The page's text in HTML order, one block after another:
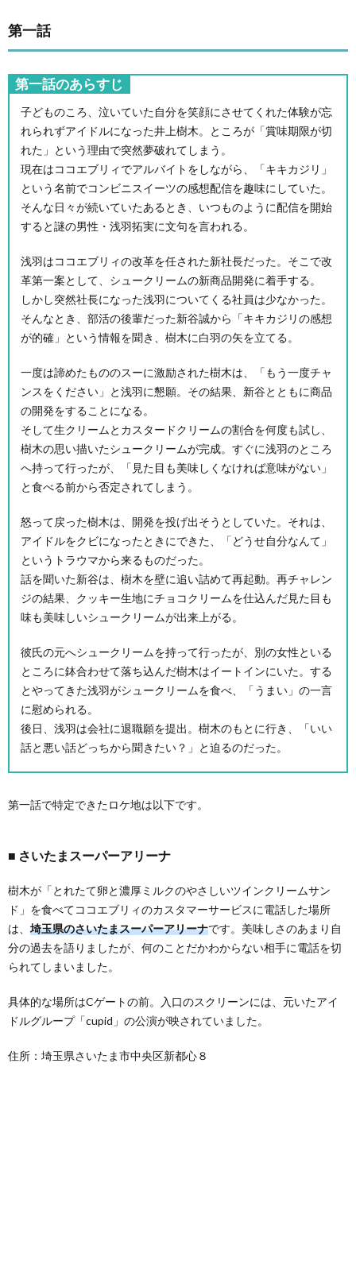
第一話
第一話のあらすじ
子どものころ、泣いていた自分を笑顔にさせてくれた体験が忘
れられずアイドルになった井上樹木。ところが「賞味期限が切
れた」という理由で突然夢破れてしまう。
現在はココエブリィでアルバイトをしながら、「キキカジリ」
という名前でコンビニスイーツの感想配信を趣味にしていた。
そんな日々が続いていたあるとき、いつものように配信を開始
すると謎の男性・浅羽拓実に文句を言われる。
浅羽はココエブリィの改革を任された新社長だった。そこで改
革第一案として、シュークリームの新商品開発に着手する。
しかし突然社長になった浅羽についてくる社員は少なかった。
そんなとき、部活の後輩だった新谷誠から「キキカジリの感想
が的確」という情報を聞き、樹木に白羽の矢を立てる。
一度は諦めたもののスーに激励された樹木は、「もう一度チャ
ンスをください」と浅羽に懇願。その結果、新谷とともに商品
の開発をすることになる。
そして生クリームとカスタードクリームの割合を何度も試し、
樹木の思い描いたシュークリームが完成。すぐに浅羽のところ
へ持って行ったが、「見た目も美味しくなければ意味がない」
と食べる前から否定されてしまう。
怒って戻った樹木は、開発を投げ出そうとしていた。それは、
アイドルをクビになったときにできた、「どうせ自分なんて」
というトラウマから来るものだった。
話を聞いた新谷は、樹木を壁に追い詰めて再起動。再チャレン
ジの結果、クッキー生地にチョコクリームを仕込んだ見た目も
味も美味しいシュークリームが出来上がる。
彼氏の元へシュークリームを持って行ったが、別の女性といる
ところに鉢合わせて落ち込んだ樹木はイートインにいた。する
とやってきた浅羽がシュークリームを食べ、「うまい」の一言
に慰められる。
後日、浅羽は会社に退職願を提出。樹木のもとに行き、「いい
話と悪い話どっちから聞きたい？」と迫るのだった。
第一話で特定できたロケ地は以下です。
さいたまスーパーアリーナ
樹木が「とれたて卵と濃厚ミルクのやさしいツインクリームサン
ド」を食べてココエブリィのカスタマーサービスに電話した場所
は、 埼玉県のさいたまスーパーアリーナです。美味しさのあまり自
分の過去を語りましたが、何のことだかわからない相手に電話を切
られてしまいました。
具体的な場所はCゲートの前。入口のスクリーンには、元いたアイ
ドルグループ「cupid」の公演が映されていました。
住所：埼玉県さいたま市中央区新都心８